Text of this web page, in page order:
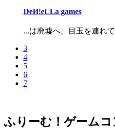
DeИ!eLLa games
...は廃墟へ、目玉を連れて
3
4
5
6
7
ふりーむ！ゲーム